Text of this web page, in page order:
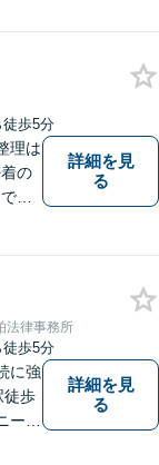
ン
・
徒歩5分
理は
の
も
詳細を見
る
法律事務所
徒歩5分
に強
徒歩
ズ
詳細を見
る